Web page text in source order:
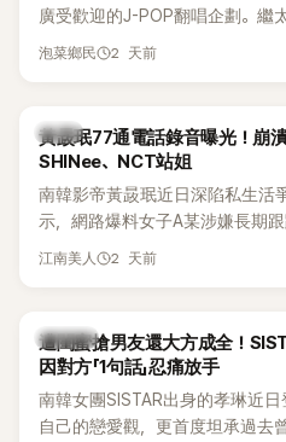
廣受歡迎的J-POP翻唱企劃。繼
獲選為第三首翻唱歌曲的主唱，
泡菜鄉民 2 天前
韓星
黃晸珉77通電話錄音曝光！崩潰
SHINee、NCT站姐
南韓影帝黃晸珉近日深陷私生活
示，網路爆料女子A某涉嫌長期
行動。不過，A並未停止發聲，
的錄音內容，而A也首度承認自
像團體的「站姐」，事件持續延燒。
江南美人 2 天前
K-POP
遭閨蜜搶男友還大方成全！
因對方「1句話」忍痛放手
南韓女團SISTAR出身的孝琳近
自己的戀愛觀，更首度坦承過去